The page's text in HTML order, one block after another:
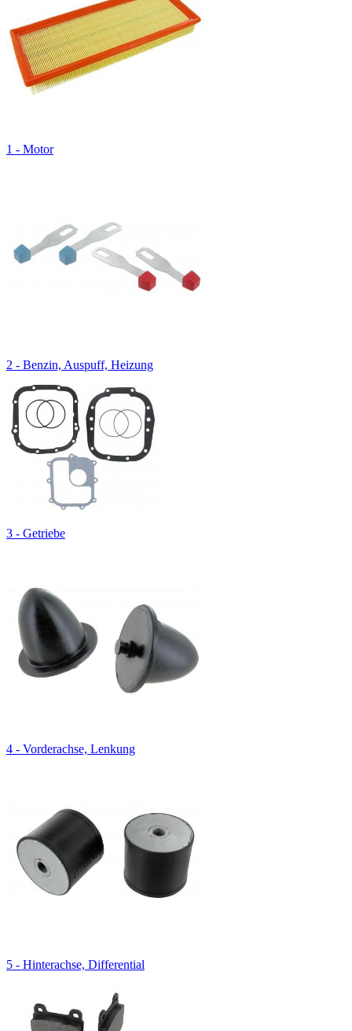
1 - Motor
2 - Benzin, Auspuff, Heizung
3 - Getriebe
4 - Vorderachse, Lenkung
5 - Hinterachse, Differential